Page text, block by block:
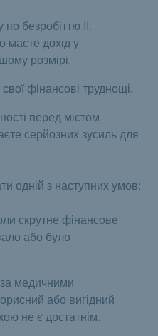
безробіттю II,
маєте дохід у
розмірі.
фінансові труднощі.
перед містом
серйозних зусиль для
одній з наступних умов:
скрутне фінансове
або було
медичними
або вигідний
не є достатнім.